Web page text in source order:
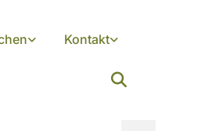
Kontakt